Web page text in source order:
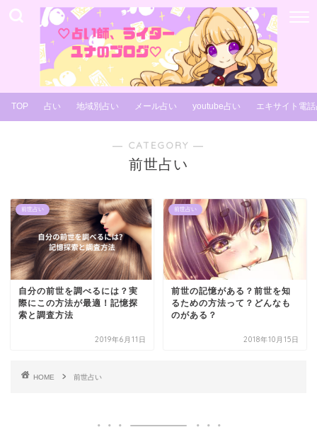
TOP 占い 地域別占い メール占い youtube占い エキサイト電
― CATEGORY ―
前世占い
前世占い
自分の前世を調べるには？実
際にこの方法が最適！記憶探
索と調査方法
2019年6月11日
前世占い
前世の記憶がある？前世を知
るための方法って？どんなも
のがある？
2018年10月15日
HOME 前世占い